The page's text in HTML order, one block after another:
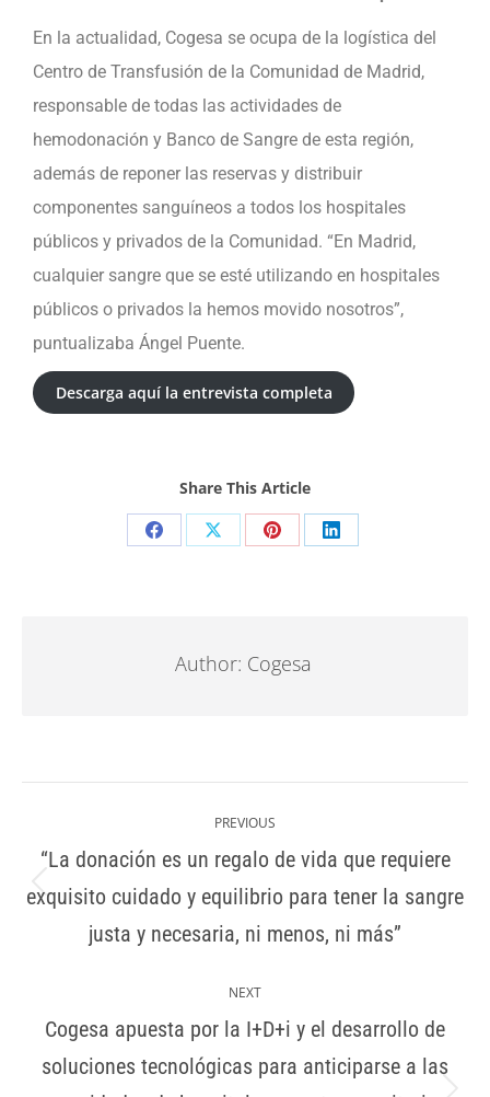
En la actualidad, Cogesa se ocupa de la logística del
Centro de Transfusión de la Comunidad de Madrid,
responsable de todas las actividades de
hemodonación y Banco de Sangre de esta región,
además de reponer las reservas y distribuir
componentes sanguíneos a todos los hospitales
públicos y privados de la Comunidad. “En Madrid,
cualquier sangre que se esté utilizando en hospitales
públicos o privados la hemos movido nosotros”,
puntualizaba Ángel Puente.
Descarga aquí la entrevista completa
Share This Article
Author: Cogesa
PREVIOUS
“La donación es un regalo de vida que requiere
exquisito cuidado y equilibrio para tener la sangre
justa y necesaria, ni menos, ni más”
NEXT
Cogesa apuesta por la I+D+i y el desarrollo de
soluciones tecnológicas para anticiparse a las